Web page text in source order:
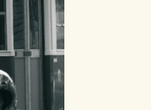
que nuestro sitio
desde
desde el
posible que algunas
funcionar